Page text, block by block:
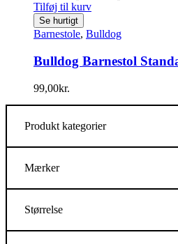
Tilføj til kurv
Se hurtigt
Barnestole, Bulldog
Bulldog Barnestol
99,00kr.
Produkt kategorier
Mærker
Størrelse